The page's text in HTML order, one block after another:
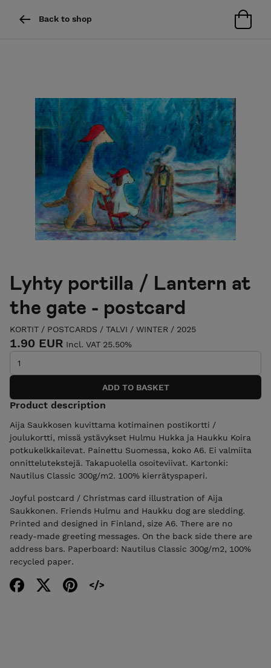
Back to shop
Lyhty portilla / Lantern at
the gate - postcard
KORTIT / POSTCARDS / TALVI / WINTER / 2025
1.90 EUR Incl. VAT 25.50%
Product description
Aija Saukkosen kuvittama kotimainen postikortti /
joulukortti, missä ystävykset Hulmu Hukka ja Haukku Koira
potkukelkkailevat. Painettu Suomessa, koko A6. Ei valmiita
onnittelutekstejä. Takapuolella osoiteviivat. Kartonki:
Nautilus Classic 300g/m2. 100% kierrätyspaperi.
Joyful postcard / Christmas card illustration of Aija
Saukkonen. Friends Hulmu and Haukku dog are sledding.
Printed and designed in Finland, size A6. There are no
ready-made greeting messages. On the back side there are
address bars. Paperboard: Nautilus Classic 300g/m2, 100%
recycled paper.